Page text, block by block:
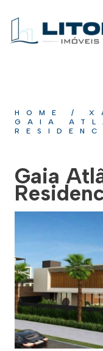
HOME /
GAIA
Gaia